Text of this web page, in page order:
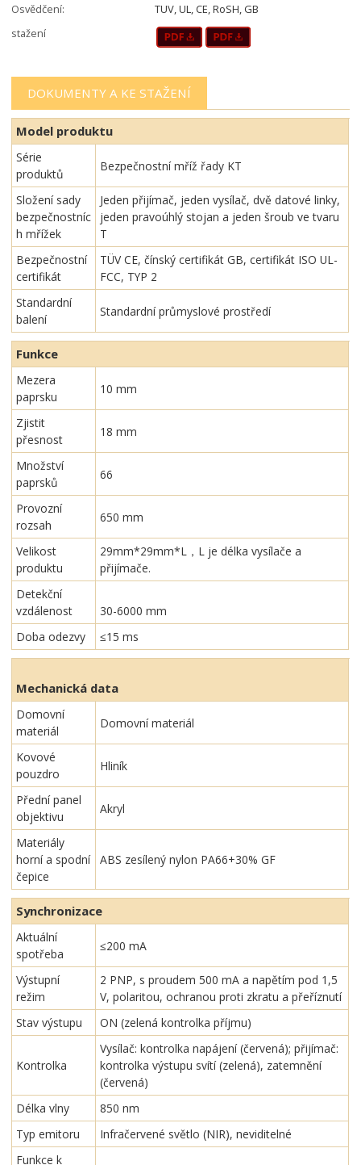
Osvědčení:
TUV, UL, CE, RoSH, GB
stažení
DOKUMENTY A KE STAŽENÍ
Model produktu
Série
produktů
Bezpečnostní mříž řady KT
Složení sady
bezpečnostníc
h mřížek
Jeden přijímač, jeden vysílač, dvě datové linky,
jeden pravoúhlý stojan a jeden šroub ve tvaru
T
Bezpečnostní
certifikát
TÜV CE, čínský certifikát GB, certifikát ISO UL-
FCC, TYP 2
Standardní
balení
Standardní průmyslové prostředí
Funkce
Mezera
paprsku
10 mm
Zjistit
přesnost
18 mm
Množství
paprsků
66
Provozní
rozsah
650 mm
Velikost
produktu
29mm*29mm*L，L je délka vysílače a
přijímače.
Detekční
vzdálenost
30-6000 mm
Doba odezvy
≤15 ms
Mechanická data
Domovní
materiál
Domovní materiál
Kovové
pouzdro
Hliník
Přední panel
objektivu
Akryl
Materiály
horní a spodní
čepice
ABS zesílený nylon PA66+30% GF
Synchronizace
Aktuální
spotřeba
≤200 mA
Výstupní
režim
2 PNP, s proudem 500 mA a napětím pod 1,5
V, polaritou, ochranou proti zkratu a přeříznutí
Stav výstupu
ON (zelená kontrolka příjmu)
Kontrolka
Vysílač: kontrolka napájení (červená); přijímač:
kontrolka výstupu svítí (zelená), zatemnění
(červená)
Délka vlny
850 nm
Typ emitoru
Infračervené světlo (NIR), neviditelné
Funkce k